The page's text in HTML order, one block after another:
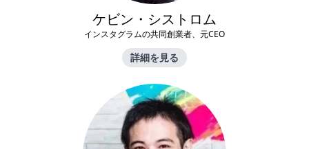
ケビン・シストロム
インスタグラムの共同創業者、元CEO
詳細を見る